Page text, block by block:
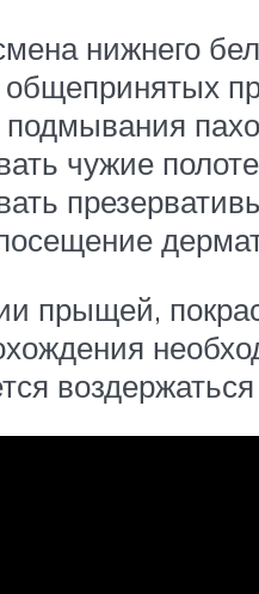
нижнего
чужие
прыщей,